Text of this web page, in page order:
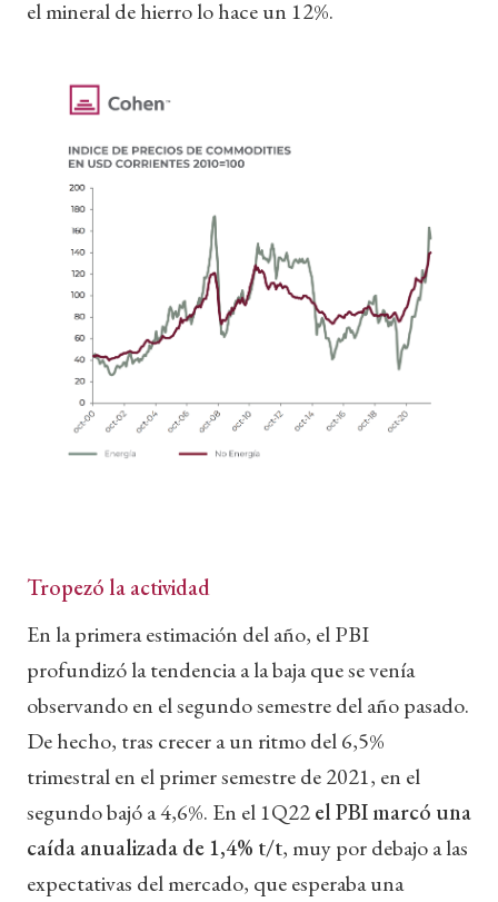
el mineral de hierro lo hace un 12%.
Tropezó la actividad
En la primera estimación del año, el PBI
profundizó la tendencia a la baja que se venía
observando en el segundo semestre del año pasado.
De hecho, tras crecer a un ritmo del 6,5%
trimestral en el primer semestre de 2021, en el
segundo bajó a 4,6%. En el 1Q22el PBI marcó una
caída anualizada de 1,4% t/t, muy por debajo a las
expectativas del mercado, que esperaba una